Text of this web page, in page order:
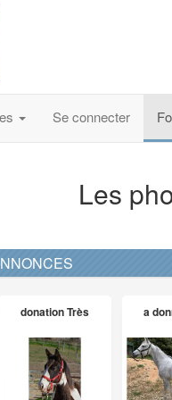
Se connecter
Les
donation Très a